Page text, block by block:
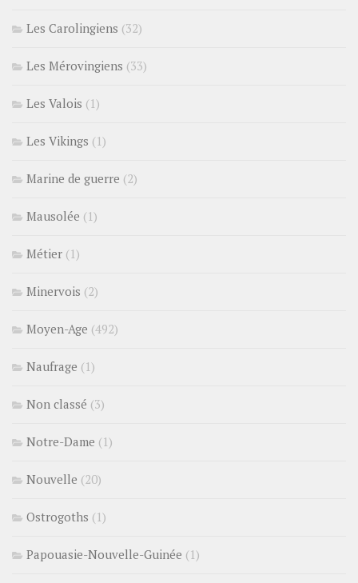
Les Carolingiens (32)
Les Mérovingiens (33)
Les Valois (1)
Les Vikings (1)
Marine de guerre (2)
Mausolée (1)
Métier (1)
Minervois (2)
Moyen-Age (492)
Naufrage (1)
Non classé (3)
Notre-Dame (1)
Nouvelle (20)
Ostrogoths (1)
Papouasie-Nouvelle-Guinée (1)